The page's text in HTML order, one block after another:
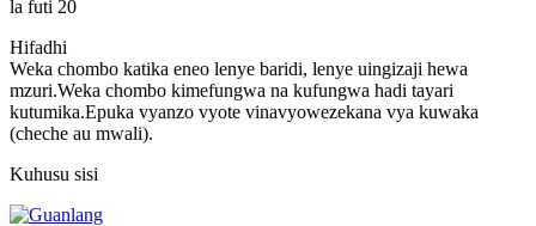
la futi 20
Hifadhi
Weka chombo katika eneo lenye baridi, lenye uingizaji hewa
mzuri.Weka chombo kimefungwa na kufungwa hadi tayari
kutumika.Epuka vyanzo vyote vinavyowezekana vya kuwaka
(cheche au mwali).
Kuhusu sisi